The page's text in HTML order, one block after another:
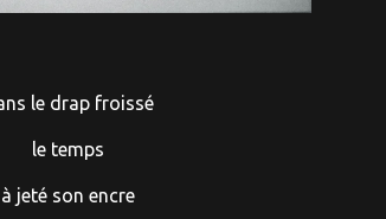
le drap froissé
le temps
à jeté son encre